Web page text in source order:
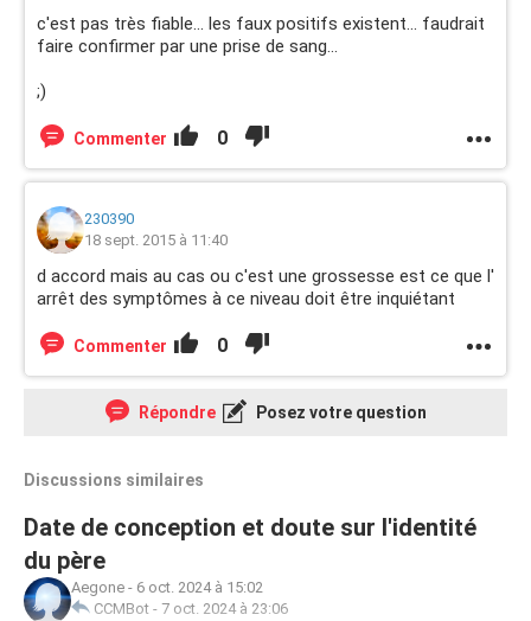
c'est pas très fiable... les faux positifs existent... faudrait
faire confirmer par une prise de sang...
;)
Commenter 0
230390
18 sept. 2015 à 11:40
d accord mais au cas ou c'est une grossesse est ce que l'
arrêt des symptômes à ce niveau doit être inquiétant
Commenter 0
Répondre Posez votre question
Discussions similaires
Date de conception et doute sur l'identité
du père
Aegone - 6 oct. 2024 à 15:02
CCMBot - 7 oct. 2024 à 23:06